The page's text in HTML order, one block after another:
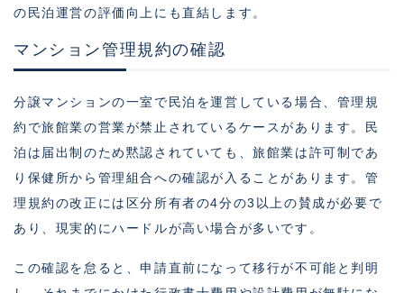
の民泊運営の評価向上にも直結します。
マンション管理規約の確認
分譲マンションの一室で民泊を運営している場合、管理規
約で旅館業の営業が禁止されているケースがあります。民
泊は届出制のため黙認されていても、旅館業は許可制であ
り保健所から管理組合への確認が入ることがあります。管
理規約の改正には区分所有者の4分の3以上の賛成が必要で
あり、現実的にハードルが高い場合が多いです。
この確認を怠ると、申請直前になって移行が不可能と判明